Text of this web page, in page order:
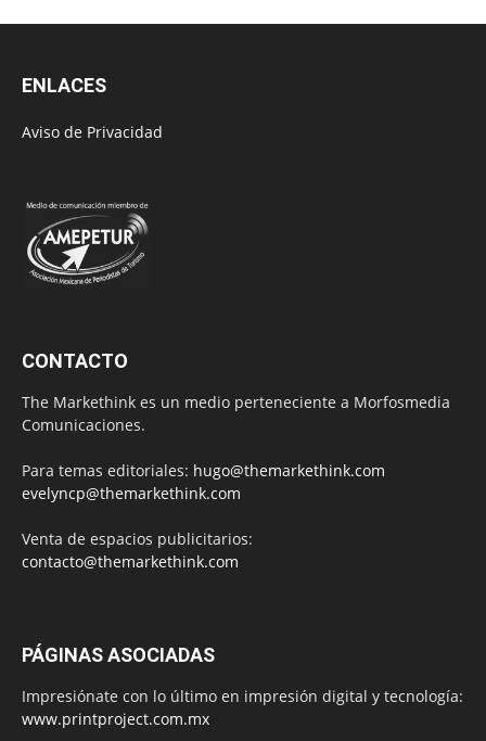
ENLACES
Aviso de Privacidad
CONTACTO
The Markethink es un medio perteneciente a Morfosmedia
Comunicaciones.
Para temas editoriales: hugo@themarkethink.com
evelyncp@themarkethink.com
Venta de espacios publicitarios:
contacto@themarkethink.com
PÁGINAS ASOCIADAS
Impresiónate con lo último en impresión digital y tecnología:
www.printproject.com.mx